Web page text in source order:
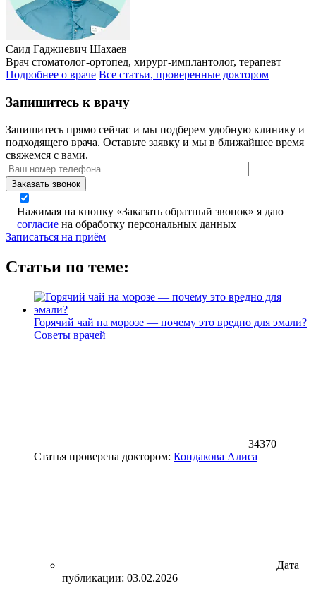
Саид Гаджиевич Шахаев
Врач стоматолог-ортопед, хирург-имплантолог, терапевт
Подробнее о враче Все статьи, проверенные доктором
Запишитесь к врачу
Запишитесь прямо сейчас и мы подберем удобную клинику и
подходящего врача. Оставьте заявку и мы в ближайшее время
свяжемся с вами.
Заказать звонок
Нажимая на кнопку «Заказать обратный звонок» я даю
согласие на обработку персональных данных
Записаться на приём
Статьи по теме:
Горячий чай на морозе — почему это вредно для эмали?
Советы врачей
34370
Статья проверена доктором: Кондакова Алиса
Дата
публикации: 03.02.2026